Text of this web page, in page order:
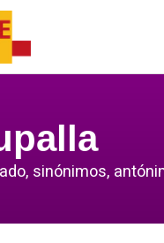
sinónimos,